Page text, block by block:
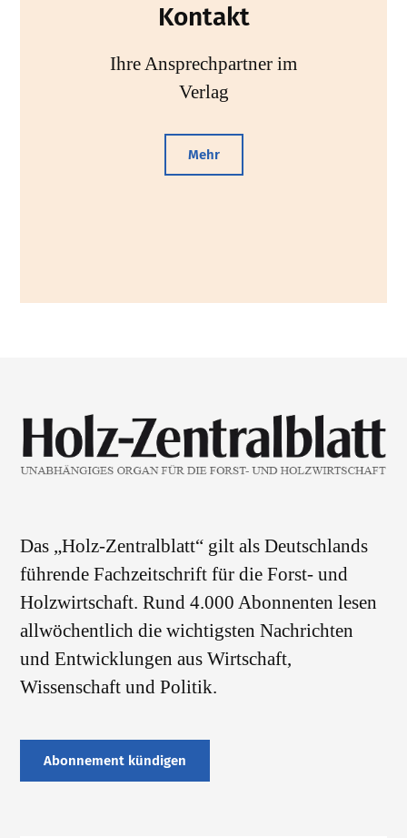
Kontakt
Ihre Ansprechpartner im
Verlag
Mehr
Das „Holz-Zentralblatt“ gilt als Deutschlands
führende Fachzeitschrift für die Forst- und
Holzwirtschaft. Rund 4.000 Abonnenten lesen
allwöchentlich die wichtigsten Nachrichten
und Entwicklungen aus Wirtschaft,
Wissenschaft und Politik.
Abonnement kündigen